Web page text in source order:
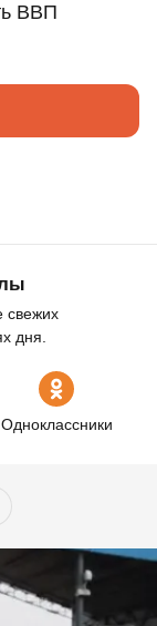
ВВП
свежих
дня.
Одноклассники